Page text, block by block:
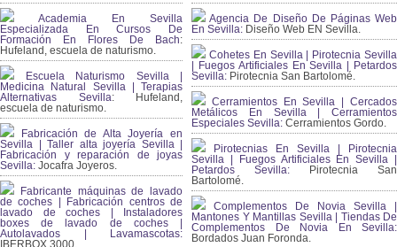
Academia En Sevilla
Especializada En Cursos De
Formación En Flores De Bach:
Hufeland, escuela de naturismo.
Escuela Naturismo Sevilla |
Medicina Natural Sevilla | Terapias
Alternativas Sevilla: Hufeland,
escuela de naturismo.
Fabricación de Alta Joyería en
Sevilla | Taller alta joyería Sevilla |
Fabricación y reparación de joyas
Sevilla: Jocafra Joyeros.
Fabricante máquinas de lavado
de coches | Fabricación centros de
lavado de coches | Instaladores
boxes de lavado de coches |
Autolavados | Lavamascotas:
IBERBOX 3000.
Agencia De Diseño De Páginas Web
En Sevilla: Diseño Web EN Sevilla.
Cohetes En Sevilla | Pirotecnia Sevilla
| Fuegos Artificiales En Sevilla | Petardos
Sevilla: Pirotecnia San Bartolomé.
Cerramientos En Sevilla | Cercados
Metálicos En Sevilla | Cerramientos
Especiales Sevilla: Cerramientos Gordo.
Pirotecnias En Sevilla | Pirotecnia
Sevilla | Fuegos Artificiales En Sevilla |
Petardos Sevilla: Pirotecnia San
Bartolomé.
Complementos De Novia Sevilla |
Mantones Y Mantillas Sevilla | Tiendas De
Complementos De Novia En Sevilla:
Bordados Juan Foronda.